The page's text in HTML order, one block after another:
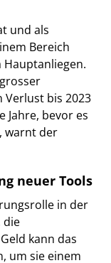
und als
Bereich
Verlust bis 2023
Jahre, bevor es
warnt der
neuer Tools
in der
die
kann das
um sie einem